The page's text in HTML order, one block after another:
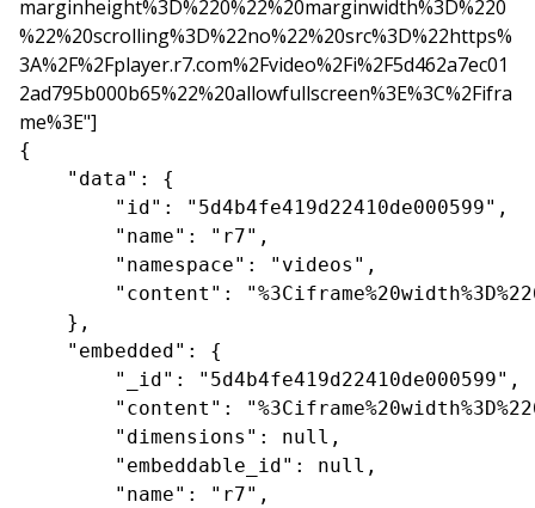
marginheight%3D%220%22%20marginwidth%3D%220
%22%20scrolling%3D%22no%22%20src%3D%22https%
3A%2F%2Fplayer.r7.com%2Fvideo%2Fi%2F5d462a7ec01
2ad795b000b65%22%20allowfullscreen%3E%3C%2Fifra
me%3E"]
{
    "data": {
        "id": "5d4b4fe419d22410de000599",
        "name": "r7",
        "namespace": "videos",
"content":
    },
    "embedded": {
        "_id": "5d4b4fe419d22410de000599",
"content":
        "dimensions": null,
        "embeddable_id": null,
        "name": "r7",